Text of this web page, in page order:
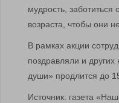
мудрость, заботиться
возраста, чтобы они
В рамках акции
поздравляли и
души» продлится до
Источник: газета